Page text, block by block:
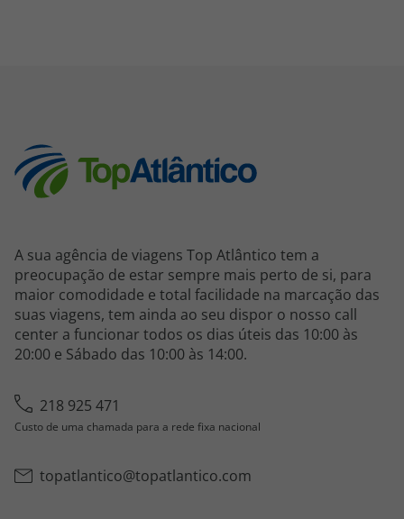
A sua agência de viagens Top Atlântico tem a
preocupação de estar sempre mais perto de si, para
maior comodidade e total facilidade na marcação das
suas viagens, tem ainda ao seu dispor o nosso call
center a funcionar todos os dias úteis das 10:00 às
20:00 e Sábado das 10:00 às 14:00.
218 925 471
Custo de uma chamada para a rede fixa nacional
topatlantico@topatlantico.com